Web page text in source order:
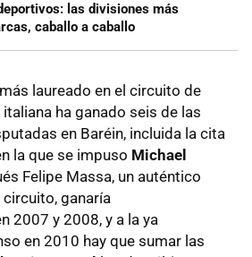
las divisiones más
caballo a caballo
laureado en el circuito de
ha ganado seis de las
en Baréin, incluida la cita
la que se impuso Michael
Felipe Massa, un auténtico
ganaría
2007 y 2008, y a la ya
en 2010 hay que sumar las